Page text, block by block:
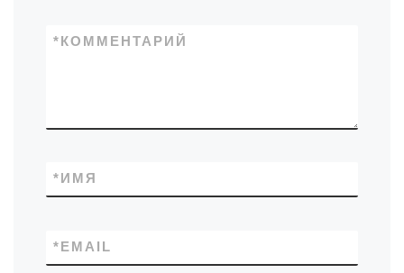
КОММЕНТАРИЙ
*
ИМЯ
*
EMAIL
*